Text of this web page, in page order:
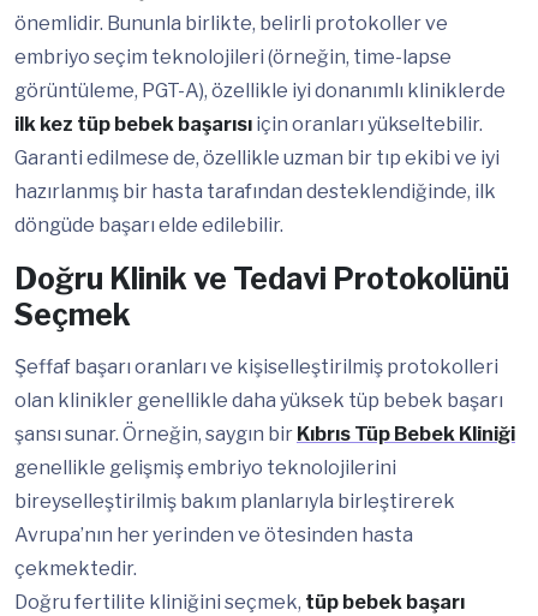
önemlidir. Bununla birlikte, belirli protokoller ve
embriyo seçim teknolojileri (örneğin, time-lapse
görüntüleme, PGT-A), özellikle iyi donanımlı kliniklerde
ilk kez tüp bebek başarısı için oranları yükseltebilir.
Garanti edilmese de, özellikle uzman bir tıp ekibi ve iyi
hazırlanmış bir hasta tarafından desteklendiğinde, ilk
döngüde başarı elde edilebilir.
Doğru Klinik ve Tedavi Protokolünü
Seçmek
Şeffaf başarı oranları ve kişiselleştirilmiş protokolleri
olan klinikler genellikle daha yüksek tüp bebek başarı
şansı sunar. Örneğin, saygın bir Kıbrıs Tüp Bebek Kliniği
genellikle gelişmiş embriyo teknolojilerini
bireyselleştirilmiş bakım planlarıyla birleştirerek
Avrupa’nın her yerinden ve ötesinden hasta
çekmektedir.
Doğru fertilite kliniğini seçmek, tüp bebek başarı